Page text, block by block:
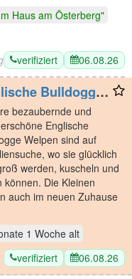
Haus am Österberg"
verifiziert 06.08.26
Bulldogge
bezaubernde und
Englische
Welpen sind auf
wo sie glücklich
werden, kuscheln und
können. Die Kleinen
auch im neuen Zuhause
1 Woche alt
verifiziert 06.08.26